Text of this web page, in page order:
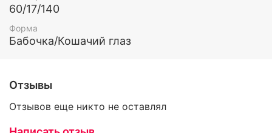
60/17/140
Форма
Бабочка/Кошачий глаз
Отзывы
Отзывов еще никто не оставлял